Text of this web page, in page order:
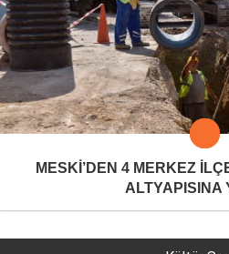
MESKİ’DEN 4 MERKEZ
ALTYAPISINA